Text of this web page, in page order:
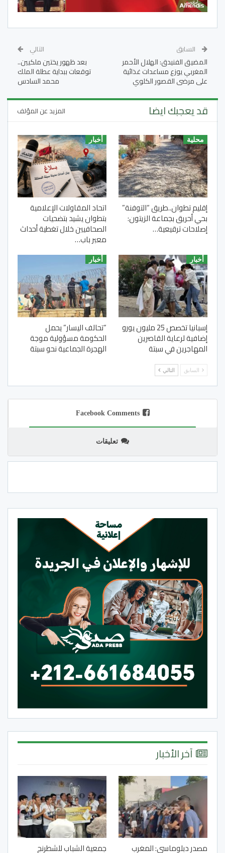
السابق
المضيق الفنيدق: الهلال الأحمر
المغربي يوزع مساعدات غذائية
على مرضى القصور الكلوي
التالي
بعد ظهور يختين ملكيين..
توقعات ببداية عطلة الملك
محمد السادس
قد يعجبك ايضا المزيد عن المؤلف
محلية
إقليم تطوان..طريق “التوفنة”
بحي أحريق بجماعة الزيتون:
إصلاحات ترقيعية…
أخبار
اتحاد المقاولات الإعلامية
بتطوان يشيد بتضحيات
الصحافيين خلال تغطية أحداث
معبر باب…
أخبار
إسبانيا تخصص 25 مليون يورو
إضافية لرعاية القاصرين
المهاجرين في سبتة
أخبار
“تحالف اليسار” يحمل
الحكومة مسؤولية موجة
الهجرة الجماعية نحو سبتة
السابق التالي
Facebook Comments
تعليقات
آخر الأخبار
مصدر دبلوماسي: المغرب جمعية الشباب للشطرنج